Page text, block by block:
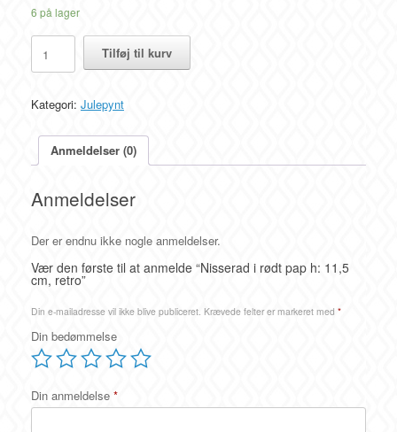
6 på lager
Nisserad
rødt
h:
retro
Tilføj til kurv
Kategori: Julepynt
Anmeldelser (0)
Anmeldelser
Der er endnu ikke nogle anmeldelser.
Vær den første til at anmelde “Nisserad i rødt pap h: 11,5
cm, retro”
Din e-mailadresse vil ikke blive publiceret. Krævede felter er markeret med *
Din bedømmelse
Din anmeldelse *